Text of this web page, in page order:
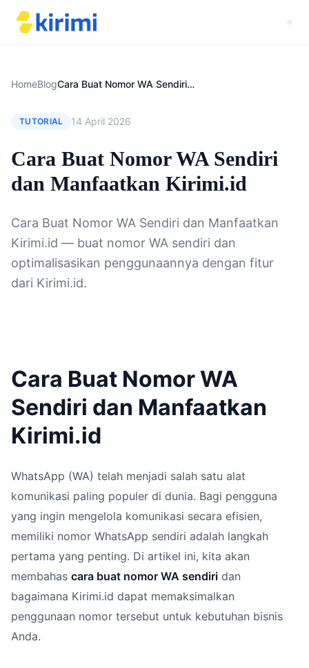
HomeBlog Cara Buat Nomor WA Sendiri dan Manfaatkan Kirimi.id
TUTORIAL 14 April 2026
Cara Buat Nomor WA Sendiri
dan Manfaatkan Kirimi.id
Cara Buat Nomor WA Sendiri dan Manfaatkan
Kirimi.id — buat nomor WA sendiri dan
optimalisasikan penggunaannya dengan fitur
dari Kirimi.id.
Cara Buat Nomor WA
Sendiri dan Manfaatkan
Kirimi.id
WhatsApp (WA) telah menjadi salah satu alat
komunikasi paling populer di dunia. Bagi pengguna
yang ingin mengelola komunikasi secara efisien,
memiliki nomor WhatsApp sendiri adalah langkah
pertama yang penting. Di artikel ini, kita akan
membahas cara buat nomor WA sendiri dan
bagaimana Kirimi.id dapat memaksimalkan
penggunaan nomor tersebut untuk kebutuhan bisnis
Anda.